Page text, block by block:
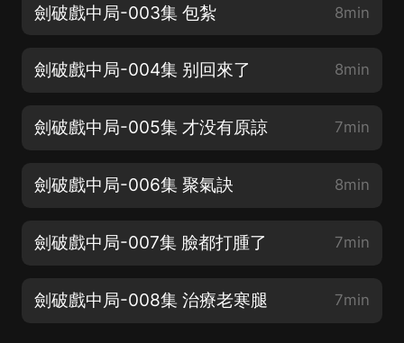
劍破戲中局-003集 包紮 8min
劍破戲中局-004集 别回來了 8min
劍破戲中局-005集 才没有原諒 7min
劍破戲中局-006集 聚氣訣 8min
劍破戲中局-007集 臉都打腫了 7min
劍破戲中局-008集 治療老寒腿 7min